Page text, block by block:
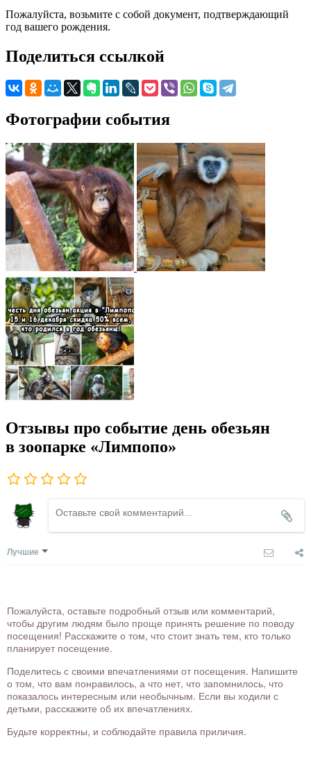
Пожалуйста, возьмите с собой документ, подтверждающий
год вашего рождения.
Поделиться ссылкой
Фотографии события
Отзывы про событие день обезьян
в зоопарке «Лимпопо»
Лучшие
Пожалуйста, оставьте подробный отзыв или комментарий,
чтобы другим людям было проще принять решение по поводу
посещения! Расскажите о том, что стоит знать тем, кто только
планирует посещение.
Поделитесь с своими впечатлениями от посещения. Напишите
о том, что вам понравилось, а что нет, что запомнилось, что
показалось интересным или необычным. Если вы ходили с
детьми, расскажите об их впечатлениях.
Будьте корректны, и соблюдайте правила приличия.